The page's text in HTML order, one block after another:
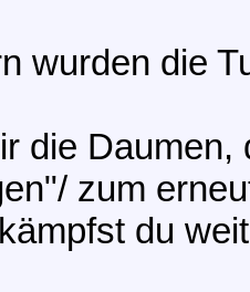
wurden die
die
zum
du